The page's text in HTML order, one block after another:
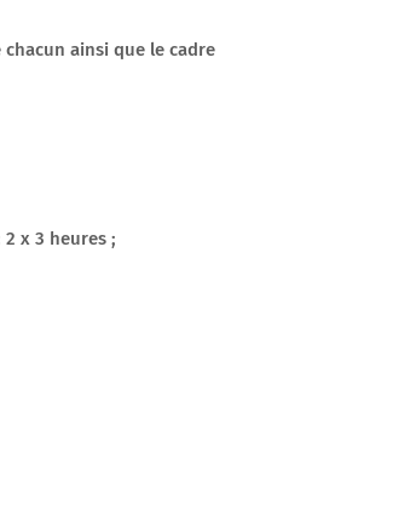
ainsi que le cadre
x 3 heures ;